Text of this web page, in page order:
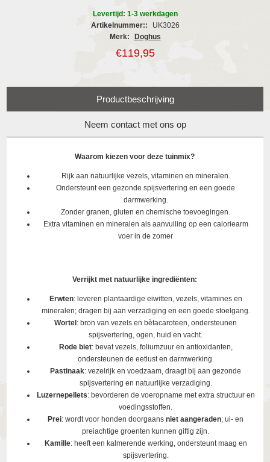
Levertijd: 1-3 werkdagen
Artikelnummer::
UK3026
Merk:
Doghus
€119,95
Productbeschrijving
Neem contact met ons op
Waarom kiezen voor deze tuinmix?
Rijk aan natuurlijke vezels, vitaminen en mineralen.
Ondersteunt een gezonde spijsvertering en een goede
darmwerking.
Zonder granen, gluten en chemische toevoegingen.
Extra vitaminen en mineralen als aanvulling op een caloriearm
voer in de zomer
Verrijkt met natuurlijke ingrediënten:
Erwten: leveren plantaardige eiwitten, vezels, vitamines en
mineralen; dragen bij aan verzadiging en een goede stoelgang.
Wortel: bron van vezels en bètacaroteen, ondersteunen
spijsvertering, ogen, huid en vacht.
Rode biet: bevat vezels, foliumzuur en antioxidanten,
ondersteunen de eetlust en darmwerking.
Pastinaak: vezelrijk en voedzaam, draagt bij aan gezonde
spijsvertering en natuurlijke verzadiging.
Luzernepellets: bevorderen de voeropname met extra structuur en
voedingsstoffen.
Prei: wordt voor honden doorgaansniet aangeraden; ui- en
preiachtige groenten kunnen giftig zijn.
Kamille: heeft een kalmerende werking, ondersteunt maag en
spijsvertering.